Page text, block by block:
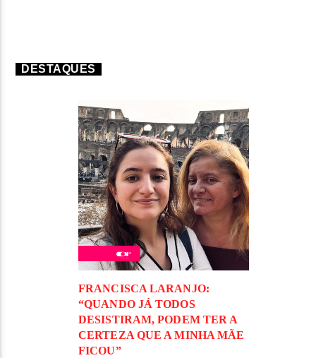
DESTAQUES
FRANCISCA LARANJO:
“QUANDO JÁ TODOS
DESISTIRAM, PODEM TER A
CERTEZA QUE A MINHA MÃE
FICOU”